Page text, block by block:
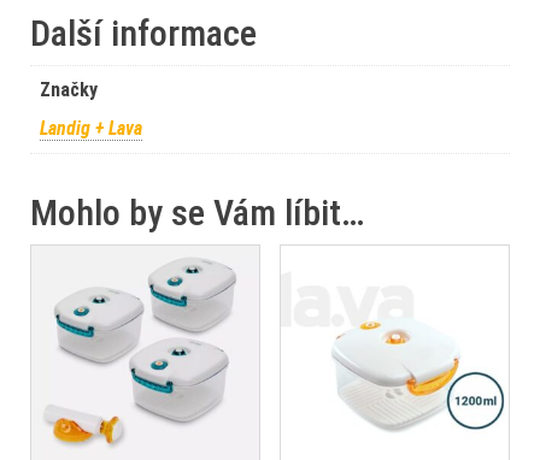
Další informace
Značky
Landig + Lava
Mohlo by se Vám líbit…